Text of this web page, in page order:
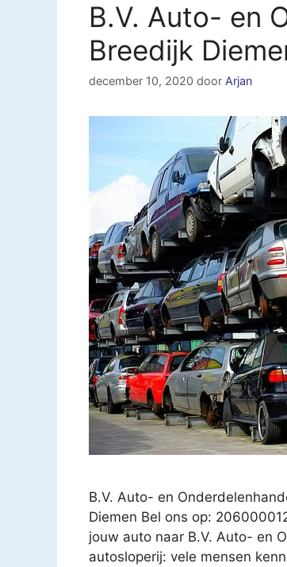
B.V. Auto- en
Breedijk
december 10, 2020 door Arjan
B.V. Auto- en
Diemen Bel ons op:
jouw auto naar B.V. Auto- en
autosloperij: vele mensen